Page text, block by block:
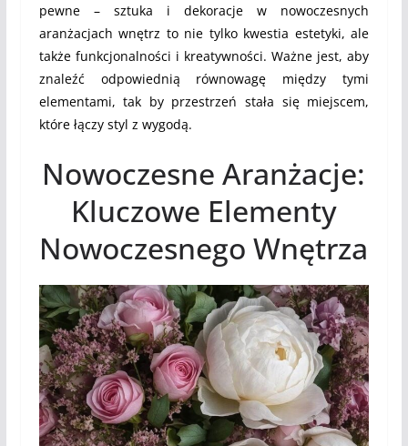
pewne – sztuka i dekoracje w nowoczesnych
aranżacjach wnętrz to nie tylko kwestia estetyki, ale
także funkcjonalności i kreatywności. Ważne jest, aby
znaleźć odpowiednią równowagę między tymi
elementami, tak by przestrzeń stała się miejscem,
które łączy styl z wygodą.
Nowoczesne Aranżacje:
Kluczowe Elementy
Nowoczesnego Wnętrza